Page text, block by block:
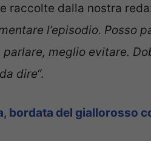
raccolte dalla nostra
l’episodio. Posso
meglio evitare.
dire“.
bordata del giallorosso